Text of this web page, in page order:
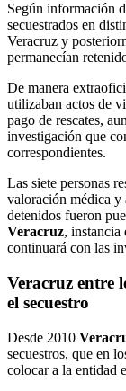
Según información
secuestrados en
Veracruz y
permanecían
De manera
utilizaban actos de
pago de rescates,
investigación que
correspondientes.
Las siete personas
valoración médica y
detenidos fueron
Veracruz, instancia
continuará con las
Veracruz entre
el secuestro
Desde 2010
secuestros, que en
colocar a la entidad